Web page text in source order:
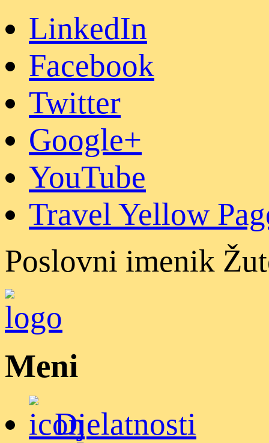
LinkedIn
Facebook
Twitter
Google+
YouTube
Travel Yellow
Poslovni imenik
Meni
Djelatnosti